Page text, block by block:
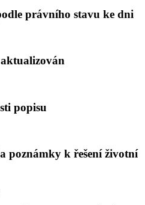
právního stavu ke dni
popisu
poznámky k řešení životní